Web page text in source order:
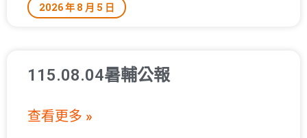
2026 年 8 月 5 日
115.08.04暑輔公報
查看更多 »